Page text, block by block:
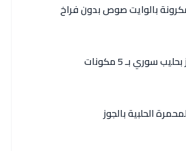
بالوايت صوص بدون فراخ
سوري بـ 5 مكونات
الحلبية بالجوز